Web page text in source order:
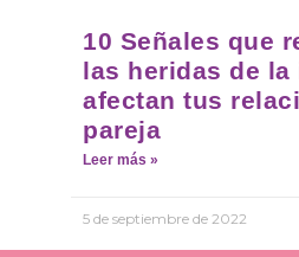
10 Señales que
las heridas de la
afectan tus
pareja
Leer más »
5 de septiembre de 2022